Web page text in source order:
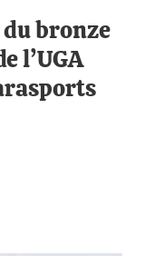
du bronze
l’UGA